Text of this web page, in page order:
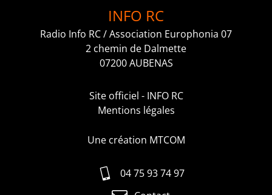
INFO RC
Radio Info RC / Association Europhonia 07
2 chemin de Dalmette
07200 AUBENAS
Site officiel - INFO RC
Mentions légales
Une création MTCOM
04 75 93 74 97